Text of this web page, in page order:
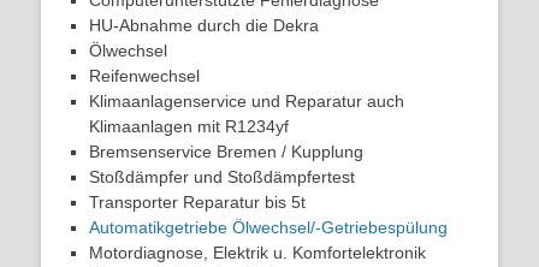
HU-Abnahme durch die Dekra
Ölwechsel
Reifenwechsel
Klimaanlagenservice und Reparatur auch
Klimaanlagen mit R1234yf
Bremsenservice Bremen / Kupplung
Stoßdämpfer und Stoßdämpfertest
Transporter Reparatur bis 5t
Automatikgetriebe Ölwechsel/-Getriebespülung
Motordiagnose, Elektrik u. Komfortelektronik